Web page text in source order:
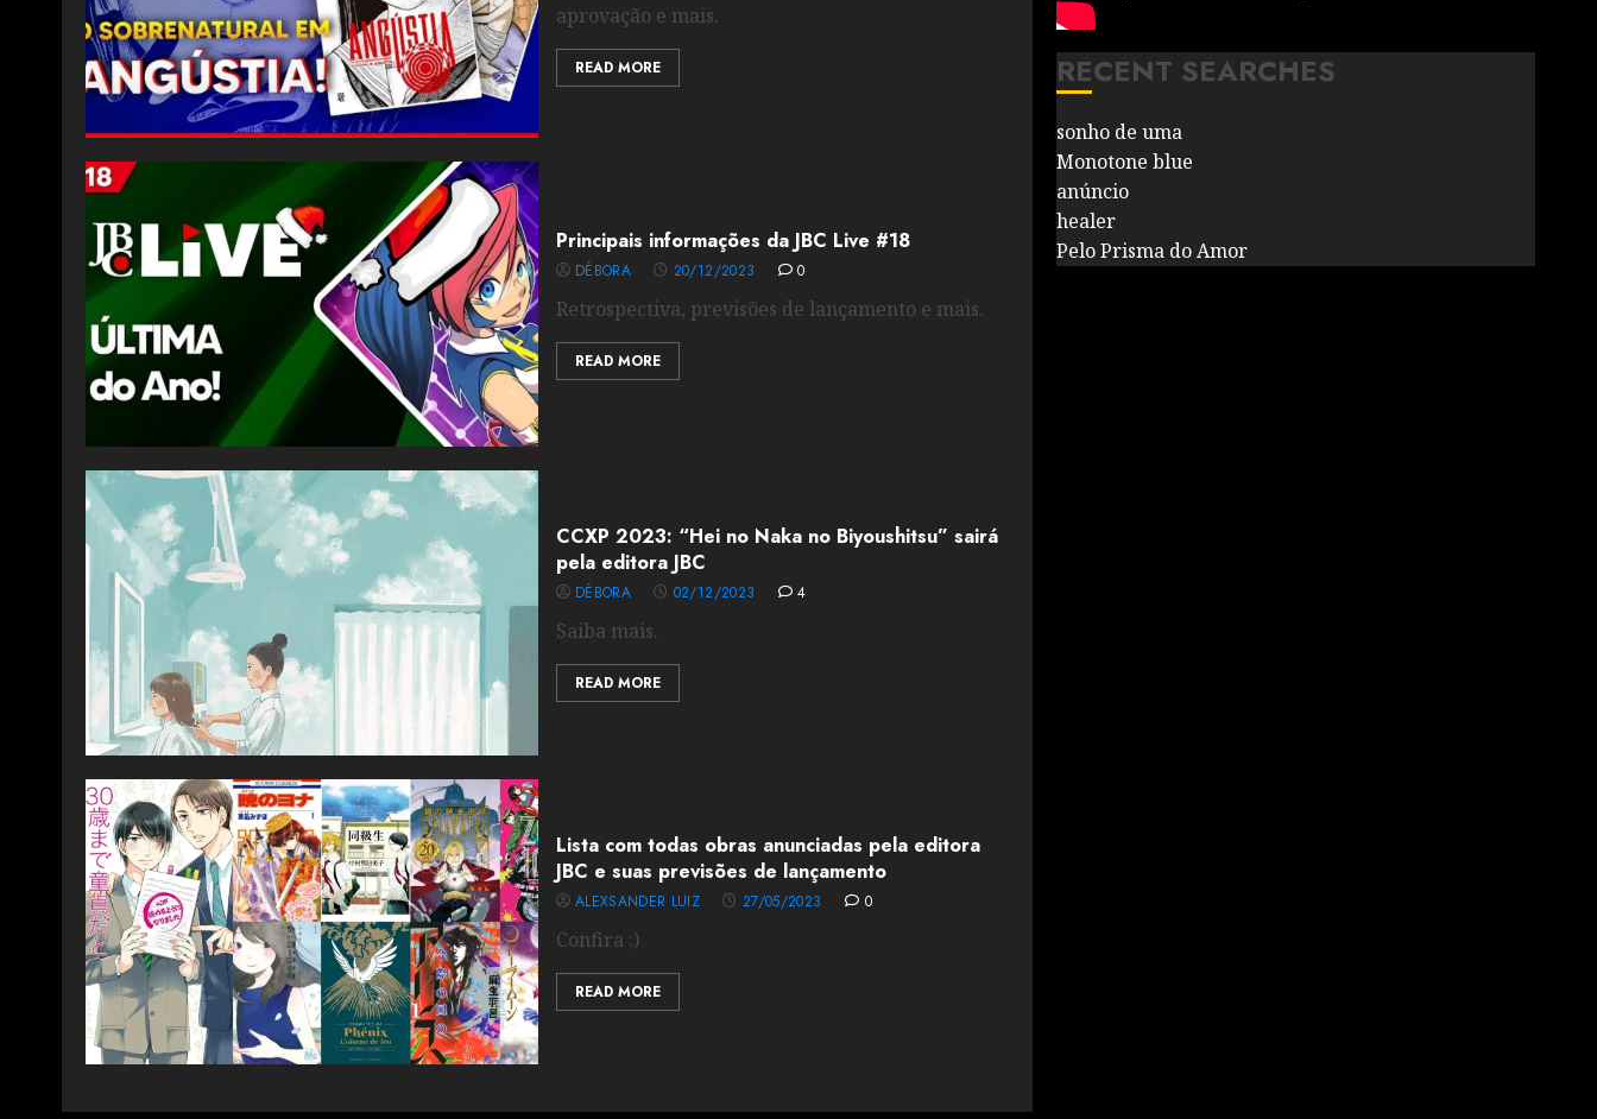
aprovação e mais.
READ MORE
Principais informações da JBC Live #18
DÉBORA 20/12/2023 0
Retrospectiva, previsões de lançamento e mais.
READ MORE
CCXP 2023: “Hei no Naka no Biyoushitsu” sairá
pela editora JBC
DÉBORA 02/12/2023 4
Saiba mais.
READ MORE
Lista com todas obras anunciadas pela editora
JBC e suas previsões de lançamento
ALEXSANDER LUIZ 27/05/2023 0
Confira :)
READ MORE
RECENT SEARCHES
sonho de uma
Monotone blue
anúncio
healer
Pelo Prisma do Amor